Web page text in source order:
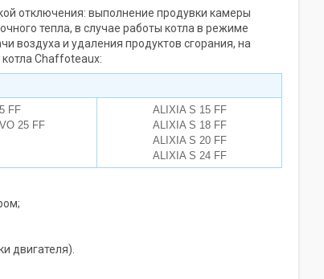
отключения: выполнение продувки камеры
тепла, в случае работы котла в режиме
воздуха и удаления продуктов сгорания, на
Сhaffoteaux:
25 FF
25 FF
ALIXIA S 15 FF
ALIXIA S 18 FF
ALIXIA S 20 FF
ALIXIA S 24 FF
двигателя).